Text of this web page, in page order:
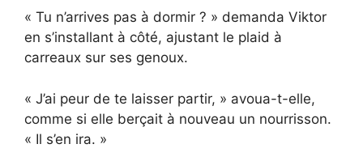
« Tu n’arrives pas à dormir ? » demanda Viktor
en s’installant à côté, ajustant le plaid à
carreaux sur ses genoux.
« J’ai peur de te laisser partir, » avoua-t-elle,
comme si elle berçait à nouveau un nourrisson.
« Il s’en ira. »